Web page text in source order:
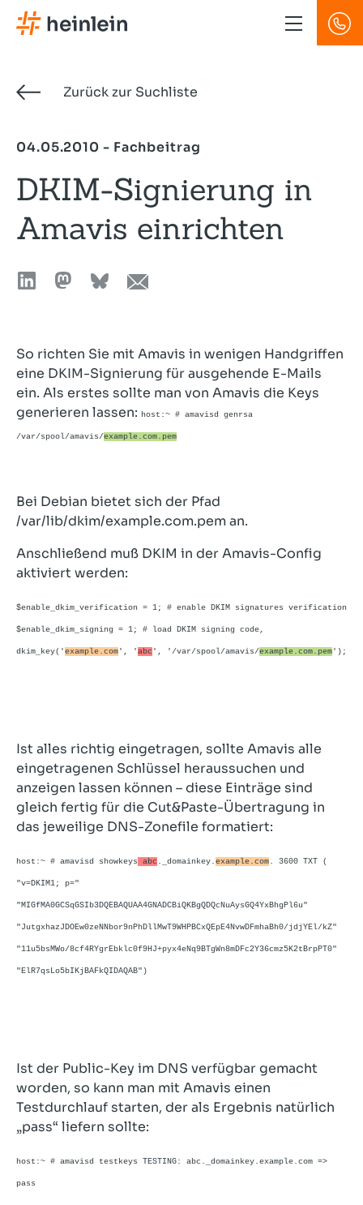
Direkt
zum
Zurück zur Suchliste
04.05.2010 - Fachbeitrag
DKIM-Signierung in
Amavis einrichten
So richten Sie mit Amavis in wenigen Handgriffen
eine DKIM-Signierung für ausgehende E-Mails
ein. Als erstes sollte man von Amavis die Keys
generieren lassen: host:~ # amavisd genrsa
/var/spool/amavis/example.com.pem
Bei Debian bietet sich der Pfad
/var/lib/dkim/example.com.pem an.
Anschließend muß DKIM in der Amavis-Config
aktiviert werden:
$enable_dkim_verification = 1; # enable DKIM signatures verification
$enable_dkim_signing = 1; # load DKIM signing code,
dkim_key('example.com', 'abc ', '/var/spool/amavis/example.com.pem');
Ist alles richtig eingetragen, sollte Amavis alle
eingetragenen Schlüssel heraussuchen und
anzeigen lassen können – diese Einträge sind
gleich fertig für die Cut&Paste-Übertragung in
das jeweilige DNS-Zonefile formatiert:
host:~ # amavisd showkeys abc ._domainkey.example.com. 3600 TXT (
"v=DKIM1; p="
"MIGfMA0GCSqGSIb3DQEBAQUAA4GNADCBiQKBgQDQcNuAysGQ4YxBhgPl6u"
"JutgxhazJDOEw0zeNNbor9nPhDllMwT9WHPBCxQEpE4NvwDFmhaBh0/jdjYEl/kZ"
"11u5bsMWo/8cf4RYgrEbklc0f9HJ+pyx4eNq9BTgWn8mDFc2Y36cmz5K2tBrpPT0"
"ElR7qsLo5bIKjBAFkQIDAQAB")
Ist der Public-Key im DNS verfügbar gemacht
worden, so kann man mit Amavis einen
Testdurchlauf starten, der als Ergebnis natürlich
„pass“ liefern sollte:
host:~ # amavisd testkeys TESTING: abc._domainkey.example.com =>
pass